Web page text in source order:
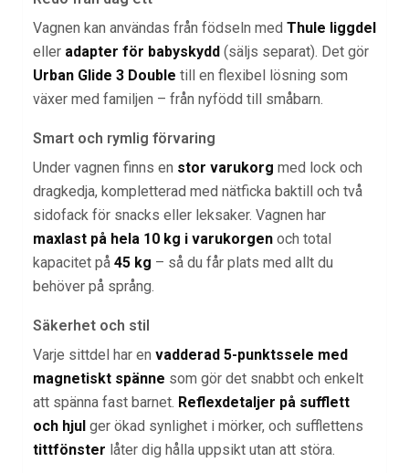
Vagnen kan användas från födseln med Thule liggdel
eller adapter för babyskydd (säljs separat). Det gör
Urban Glide 3 Double till en flexibel lösning som
växer med familjen – från nyfödd till småbarn.
Smart och rymlig förvaring
Under vagnen finns en stor varukorg med lock och
dragkedja, kompletterad med nätficka baktill och två
sidofack för snacks eller leksaker. Vagnen har
maxlast på hela 10 kg i varukorgen och total
kapacitet på 45 kg – så du får plats med allt du
behöver på språng.
Säkerhet och stil
Varje sittdel har en vadderad 5-punktssele med
magnetiskt spänne som gör det snabbt och enkelt
att spänna fast barnet. Reflexdetaljer på sufflett
och hjul ger ökad synlighet i mörker, och sufflettens
tittfönster låter dig hålla uppsikt utan att störa.